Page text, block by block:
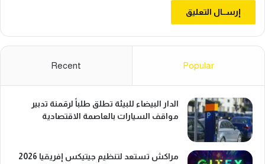
Popular
Recent
الدار البيضاء للبيئة تطلق طلباً لرقمنة تدبير
مواقف السيارات بالعاصمة الاقتصادية
مراكش تستعد لتنظيم جيتيكس إفريقيا 2026